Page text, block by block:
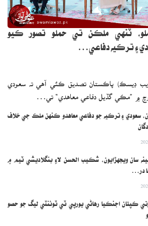
ٽنهي ملڪن تي حملو تصور ڪيو
۽ ترڪيه دفاعي…
ڊيسڪ) پاڪستان تصديق ڪئي آهي ته سعودي
۾ ”مڪي گڏيل دفاعي معاهدي“ تي…
سعودي ۽ ترڪيه جو دفاعي معاهدو ڪنهن ملڪ جي خلاف
سان ويجهڙايون، شڪيب الحسن لاءِ بنگلاديشي ٽيم ۾
در…
ڪپتان اجنڪيا رهاڻي يورپي ٽي ٽوئنٽي ليگ جو حصو